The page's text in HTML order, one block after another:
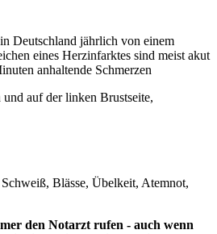
Deutschland jährlich von einem
eines Herzinfarktes sind meist akut
anhaltende Schmerzen
auf der linken Brustseite,
Blässe, Übelkeit, Atemnot,
den Notarzt rufen - auch wenn